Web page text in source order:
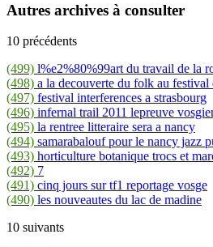
Autres archives à consulter
10 précédents
(499) l%e2%80%99art du travail de la
(498) a la decouverte du folk au festival
(497) festival interferences a strasbourg
(496) infernal trail 2011 lepreuve
(495) la rentree litteraire sera a nancy
(494) samarabalouf pour le nancy jazz
(493) horticulture botanique trocs et
(492) 7
(491) cinq jours sur tf1 reportage vosge
(490) les nouveautes du lac de madine
10 suivants